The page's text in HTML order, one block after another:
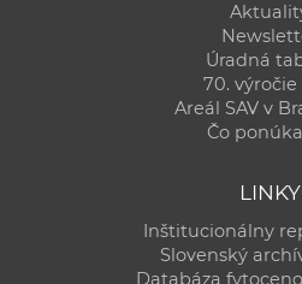
Úradná
70. výročie
Areál SAV v
Čo
LINKY
Inštitucionálny
Slovenský